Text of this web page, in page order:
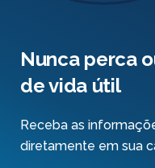
Nunca perca
de vida útil
Receba as
diretamente em sua